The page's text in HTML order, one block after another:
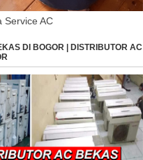
Service AC
DI BOGOR | DISTRIBUTOR AC